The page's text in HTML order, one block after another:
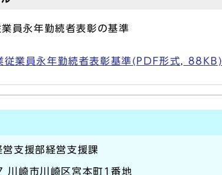
員永年勤続者表彰の基準
従業員永年勤続者表彰基準(PDF形式, 88KB)
支援部経営支援課
崎市川崎区宮本町1番地